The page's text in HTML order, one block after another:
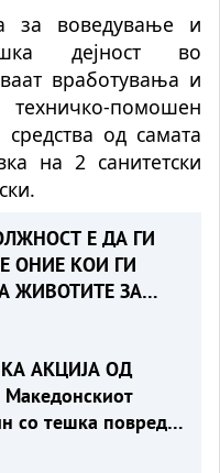
за воведување и
дејност во
вработувања и
помошен
од самата
на 2 санитетски
Е ДА ГИ
ОНИЕ КОИ ГИ
ЖИВОТИТЕ ЗА
АКЦИЈА ОД
со тешка повреда